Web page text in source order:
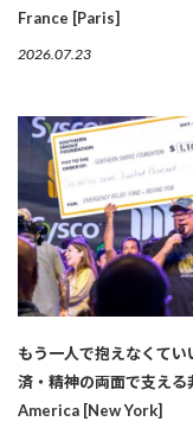
France [Paris]
2026.07.23
もう一人で抱えなくてい
済・精神の両面で支える
America [New York]